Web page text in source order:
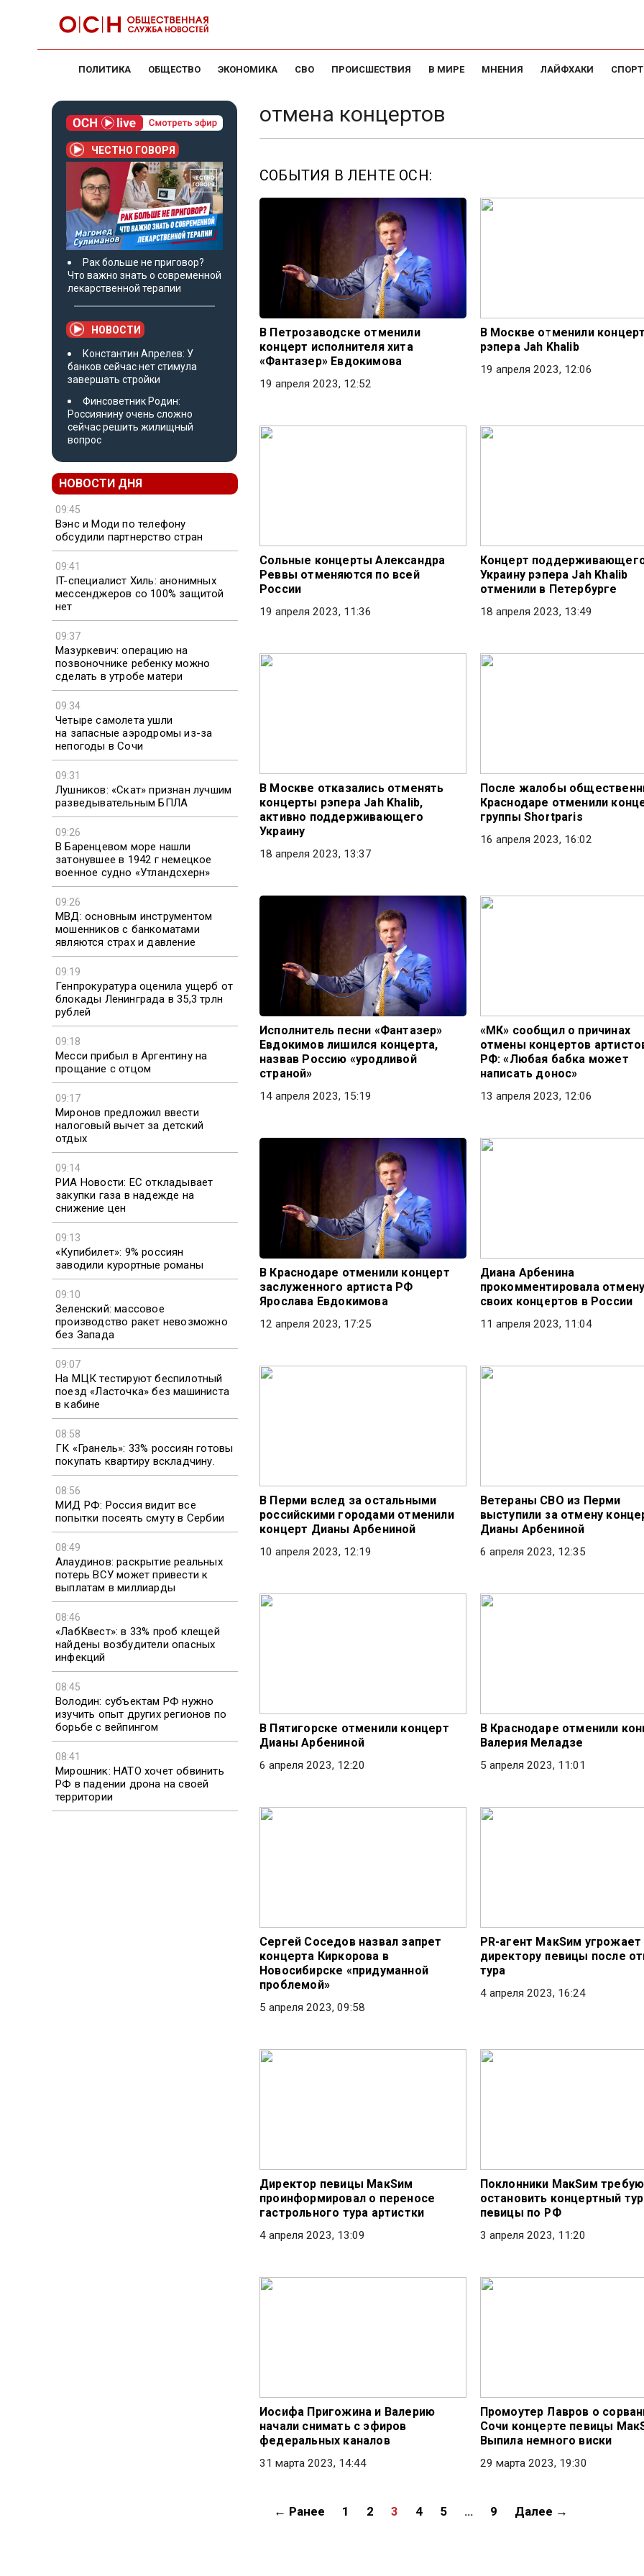
ПОЛИТИКА ОБЩЕСТВО ЭКОНОМИКА СВО ПРОИСШЕСТВИЯ В МИРЕ МНЕНИЯ ЛАЙФХАКИ СПОРТ
ЧЕСТНО ГОВОРЯ
Рак больше не приговор?
Что важно знать о современной
лекарственной терапии
НОВОСТИ
Константин Апрелев: У
банков сейчас нет стимула
завершать стройки
Финсоветник Родин:
Россиянину очень сложно
сейчас решить жилищный
вопрос
НОВОСТИ ДНЯ
09:45
Вэнс и Моди по телефону
обсудили партнерство стран
09:41
IT-специалист Хиль: анонимных
мессенджеров со 100% защитой
нет
09:37
Мазуркевич: операцию на
позвоночнике ребенку можно
сделать в утробе матери
09:34
Четыре самолета ушли
на запасные аэродромы из-за
непогоды в Сочи
09:31
Лушников: «Скат» признан лучшим
разведывательным БПЛА
09:26
В Баренцевом море нашли
затонувшее в 1942 г немецкое
военное судно «Утландсхерн»
09:26
МВД: основным инструментом
мошенников с банкоматами
являются страх и давление
09:19
Генпрокуратура оценила ущерб от
блокады Ленинграда в 35,3 трлн
рублей
09:18
Месси прибыл в Аргентину на
прощание с отцом
09:17
Миронов предложил ввести
налоговый вычет за детский
отдых
09:14
РИА Новости: ЕС откладывает
закупки газа в надежде на
снижение цен
09:13
«Купибилет»: 9% россиян
заводили курортные романы
09:10
Зеленский: массовое
производство ракет невозможно
без Запада
09:07
На МЦК тестируют беспилотный
поезд «Ласточка» без машиниста
в кабине
08:58
ГК «Гранель»: 33% россиян готовы
покупать квартиру вскладчину.
08:56
МИД РФ: Россия видит все
попытки посеять смуту в Сербии
08:49
Алаудинов: раскрытие реальных
потерь ВСУ может привести к
выплатам в миллиарды
08:46
«ЛабКвест»: в 33% проб клещей
найдены возбудители опасных
инфекций
08:45
Володин: субъектам РФ нужно
изучить опыт других регионов по
борьбе с вейпингом
08:41
Мирошник: НАТО хочет обвинить
РФ в падении дрона на своей
территории
отмена концертов
СОБЫТИЯ В ЛЕНТЕ ОСН:
В Петрозаводске отменили
концерт исполнителя хита
«Фантазер» Евдокимова
19 апреля 2023, 12:52
В Москве отменили
рэпера Jah Khalib
19 апреля 2023, 12:06
Сольные концерты Александра
Реввы отменяются по всей
России
19 апреля 2023, 11:36
Концерт
Украину рэпера Jah Khalib
отменили в Петербурге
18 апреля 2023, 13:49
В Москве отказались отменять
концерты рэпера Jah Khalib,
активно поддерживающего
Украину
18 апреля 2023, 13:37
После жалобы
Краснодаре отменили
группы Shortparis
16 апреля 2023, 16:02
Исполнитель песни «Фантазер»
Евдокимов лишился концерта,
назвав Россию «уродливой
страной»
14 апреля 2023, 15:19
«МК» сообщил о причинах
отмены концертов
РФ: «Любая бабка может
написать донос»
13 апреля 2023, 12:06
В Краснодаре отменили концерт
заслуженного артиста РФ
Ярослава Евдокимова
12 апреля 2023, 17:25
Диана Арбенина
прокомментировала
своих концертов в России
11 апреля 2023, 11:04
В Перми вслед за остальными
российскими городами отменили
концерт Дианы Арбениной
10 апреля 2023, 12:19
Ветераны СВО из Перми
выступили за отмену
Дианы Арбениной
6 апреля 2023, 12:35
В Пятигорске отменили концерт
Дианы Арбениной
6 апреля 2023, 12:20
В Краснодаре отменили
Валерия Меладзе
5 апреля 2023, 11:01
Сергей Соседов назвал запрет
концерта Киркорова в
Новосибирске «придуманной
проблемой»
5 апреля 2023, 09:58
PR-агент МакSим угрожает
директору певицы после
тура
4 апреля 2023, 16:24
Директор певицы МакSим
проинформировал о переносе
гастрольного тура артистки
4 апреля 2023, 13:09
Поклонники МакSим
остановить концертный тур
певицы по РФ
3 апреля 2023, 11:20
Иосифа Пригожина и Валерию
начали снимать с эфиров
федеральных каналов
31 марта 2023, 14:44
Промоутер Лавров о
Сочи концерте певицы
Выпила немного виски
29 марта 2023, 19:30
← Ранее 1 2 3 4 5 … 9 Далее →